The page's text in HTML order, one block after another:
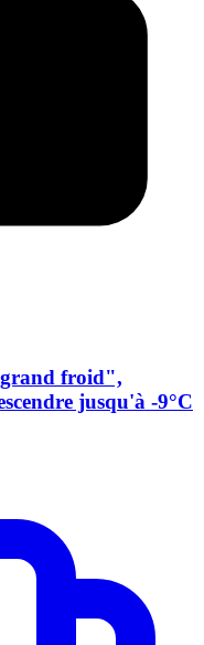
froid",
jusqu'à -9°C